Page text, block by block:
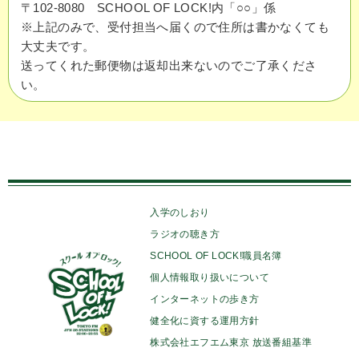
〒102-8080 SCHOOL OF LOCK!内「○○」係
※上記のみで、受付担当へ届くので住所は書かなくても
大丈夫です。
送ってくれた郵便物は返却出来ないのでご了承くださ
い。
入学のしおり
ラジオの聴き方
SCHOOL OF LOCK!職員名簿
個人情報取り扱いについて
インターネットの歩き方
健全化に資する運用方針
株式会社エフエム東京 放送番組基準